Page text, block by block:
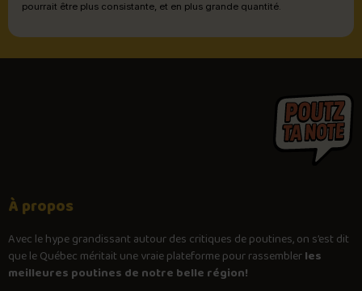
pourrait être plus consistante, et en plus grande quantité.
À propos
Avec lehypegrandissant autour des critiques de poutines, on s’est dit
que le Québec méritait une vraie plateforme pour rassemblerles
meilleures poutines de notre belle région!